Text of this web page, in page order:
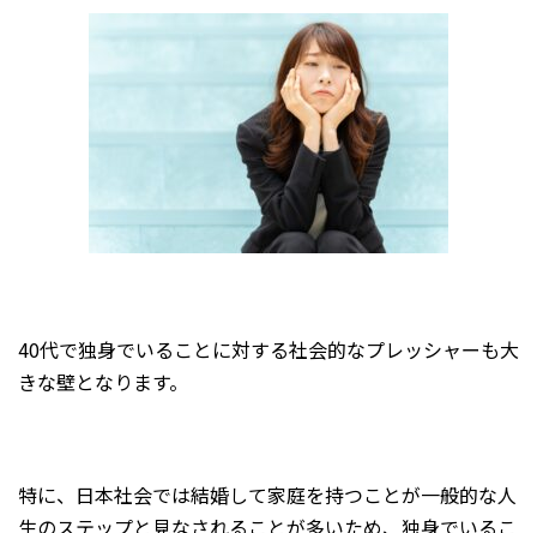
40代で独身でいることに対する社会的なプレッシャーも大
きな壁となります。
特に、日本社会では結婚して家庭を持つことが一般的な人
生のステップと見なされることが多いため、独身でいるこ